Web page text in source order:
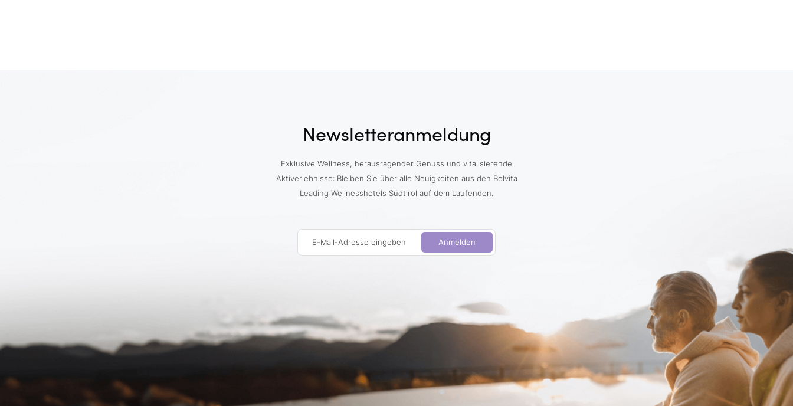
Newsletteranmeldung
Exklusive Wellness, herausragender Genuss und vitalisierende
Aktiverlebnisse: Bleiben Sie über alle Neuigkeiten aus den Belvita
Leading Wellnesshotels Südtirol auf dem Laufenden.
E-Mail-Adresse eingeben Anmelden